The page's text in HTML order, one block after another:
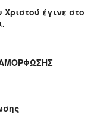
έγινε στο